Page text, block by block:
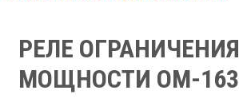
РЕЛЕ ОГРАНИЧЕНИЯ
МОЩНОСТИ ОМ-163